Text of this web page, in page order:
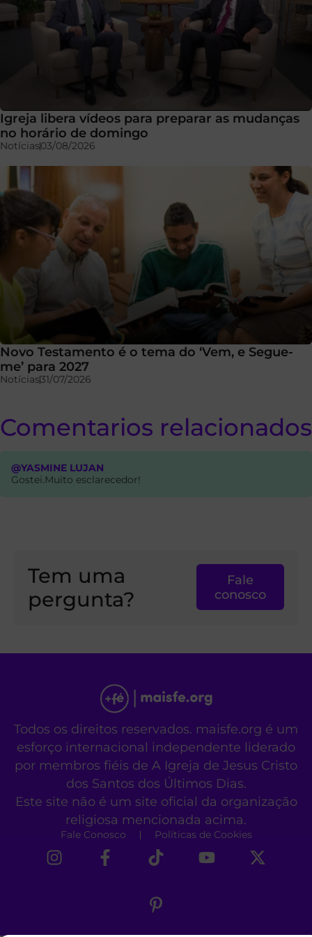
Igreja libera vídeos para preparar as mudanças
no horário de domingo
Notícias03/08/2026
Novo Testamento é o tema do ‘Vem, e Segue-
me’ para 2027
Notícias31/07/2026
Comentarios relacionados
@YASMINE LUJAN
Gostei.Muito esclarecedor!
Tem uma
pergunta?
Fale
conosco
Todos os direitos reservados. maisfe.org é um
esforço internacional independente liderado
por membros fiéis de A Igreja de Jesus Cristo
dos Santos dos Últimos Dias.
Este site não é um site oficial da organização
religiosa mencionada acima.
Fale Conosco Políticas de Cookies